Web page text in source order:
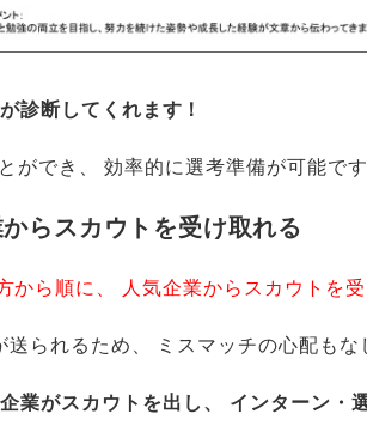
診断してくれます！
ができ 効率的に選考準備が可能です
らスカウトを受け取れる
から順に 人気企業からスカウトを
送られるため ミスマッチの心配もな
業がスカウトを出し、
インターン・